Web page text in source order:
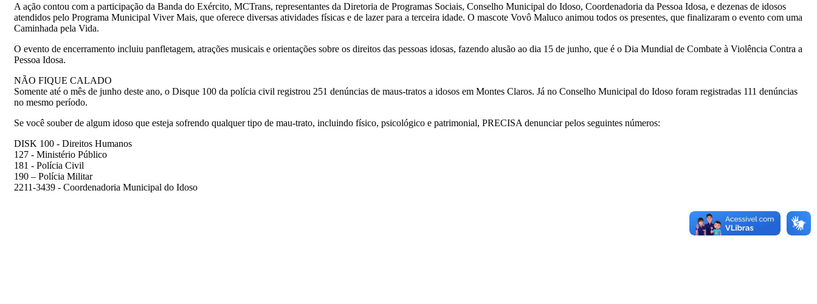
A ação contou com a participação da Banda do Exército, MCTrans, representantes da Diretoria de Programas Sociais, Conselho Municipal do Idoso, Coordenadoria da Pessoa Idosa, e dezenas de idosos
atendidos pelo Programa Municipal Viver Mais, que oferece diversas atividades físicas e de lazer para a terceira idade. O mascote Vovô Maluco animou todos os presentes, que finalizaram o evento com uma
Caminhada pela Vida.
O evento de encerramento incluiu panfletagem, atrações musicais e orientações sobre os direitos das pessoas idosas, fazendo alusão ao dia 15 de junho, que é o Dia Mundial de Combate à Violência Contra a
Pessoa Idosa.
NÃO FIQUE CALADO
Somente até o mês de junho deste ano, o Disque 100 da polícia civil registrou 251 denúncias de maus-tratos a idosos em Montes Claros. Já no Conselho Municipal do Idoso foram registradas 111 denúncias
no mesmo período.
Se você souber de algum idoso que esteja sofrendo qualquer tipo de mau-trato, incluindo físico, psicológico e patrimonial, PRECISA denunciar pelos seguintes números:
DISK 100 - Direitos Humanos
127 - Ministério Público
181 - Polícia Civil
190 – Polícia Militar
2211-3439 - Coordenadoria Municipal do Idoso